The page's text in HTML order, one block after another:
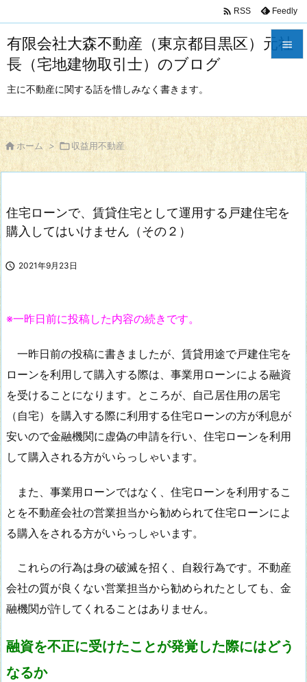
有限会社大森不動産（東京都目黒区）元社
長（宅地建物取引士）のブログ
主に不動産に関する話を惜しみなく書きます。

サイド

前へ

 RSS Feedly
 ホーム > 収益用不動産
住宅ローンで、賃貸住宅として運用する戸建住宅を
購入してはいけません（その２）
 2021年9月23日
※一昨日前に投稿した内容の続きです。
一昨日前の投稿に書きましたが、賃貸用途で戸建住宅を
ローンを利用して購入する際は、事業用ローンによる融資
を受けることになります。ところが、自己居住用の居宅
（自宅）を購入する際に利用する住宅ローンの方が利息が
安いので金融機関に虚偽の申請を行い、住宅ローンを利用
して購入される方がいらっしゃいます。
また、事業用ローンではなく、住宅ローンを利用するこ
とを不動産会社の営業担当から勧められて住宅ローンによ
る購入をされる方がいらっしゃいます。
これらの行為は身の破滅を招く、自殺行為です。不動産
会社の質が良くない営業担当から勧められたとしても、金
融機関が許してくれることはありません。
融資を不正に受けたことが発覚した際にはどう
なるか